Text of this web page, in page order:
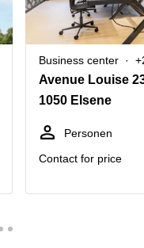
Business center
Avenue Louise
1050 Elsene
Personen
Contact for price